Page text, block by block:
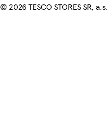
© 2026 TESCO STORES SR, a.s.